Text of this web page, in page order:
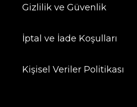
Gizlilik ve Güvenlik
İptal ve İade Koşulları
Kişisel Veriler Politikası